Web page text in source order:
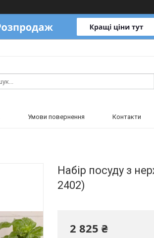
Умови повернення Контакти
Набір посуду з
2402)
2 825 ₴